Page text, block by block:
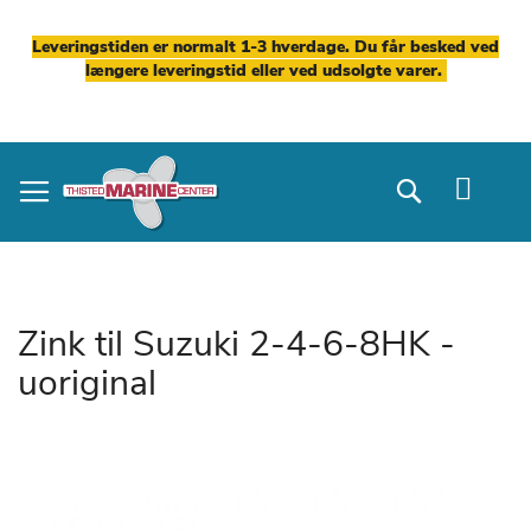
Leveringstiden er normalt 1-3 hverdage. Du får besked ved
længere leveringstid eller ved udsolgte varer.
to
Content
Search
Zink til Suzuki 2-4-6-8HK -
uoriginal